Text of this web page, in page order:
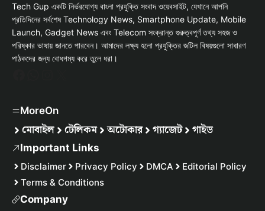
Tech Gup একটি নির্ভরযোগ্য বাংলা প্রযুক্তি সংবাদ ওয়েবসাইট, যেখানে আপনি
প্রতিদিনের সর্বশেষ Technology News, Smartphone Update, Mobile
Launch, Gadget News এবং Telecom সংক্রান্ত গুরুত্বপূর্ণ তথ্য সহজ ও
পরিষ্কার ভাষায় জানতে পারবেন। আমাদের লক্ষ্য হলো প্রযুক্তির জটিল বিষয়গুলো সাধারণ
পাঠকদের জন্য বোধগম্য করে তুলে ধরা।
MoreOn
মোবাইল টেলিকম অটোকার গ্যাজেট গাইড
Important Links
Disclaimer Privacy Policy DMCA
Editorial Policy
Terms & Conditions
Company